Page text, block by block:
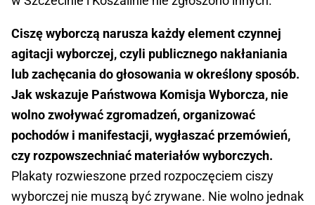
Ciszę wyborczą narusza każdy element czynnej
agitacji wyborczej, czyli publicznego nakłaniania
lub zachęcania do głosowania w określony sposób.
Jak wskazuje Państwowa Komisja Wyborcza, nie
wolno zwoływać zgromadzeń, organizować
pochodów i manifestacji, wygłaszać przemówień,
czy rozpowszechniać materiałów wyborczych.
Plakaty rozwieszone przed rozpoczęciem ciszy
wyborczej nie muszą być zrywane. Nie wolno jednak